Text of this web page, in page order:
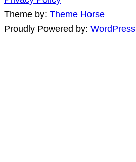
Theme by: Theme Horse
Proudly Powered by: WordPress